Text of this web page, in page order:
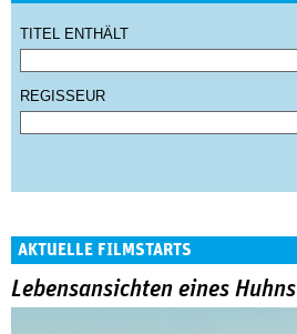
TITEL ENTHÄLT
REGISSEUR
AKTUELLE FILMSTARTS
Lebensansichten eines Huhns